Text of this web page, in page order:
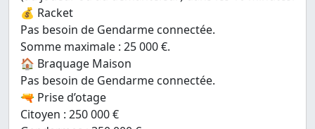
💰 Racket
Pas besoin de Gendarme connectée.
Somme maximale : 25 000 €.
🏠 Braquage Maison
Pas besoin de Gendarme connectée.
🔫 Prise d’otage
Citoyen : 250 000 €